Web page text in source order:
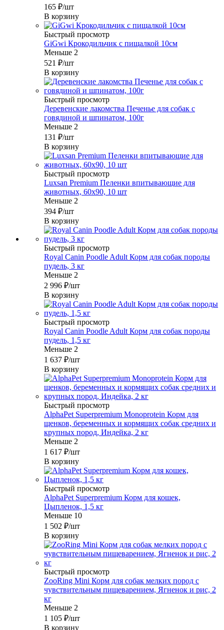
165 ₽/шт
В корзину
Быстрый просмотр
GiGwi Крокодильчик с пищалкой 10см
Меньше 2
521 ₽/шт
В корзину
Быстрый просмотр
Деревенские лакомства Печенье для собак с
говядиной и шпинатом, 100г
Меньше 2
131 ₽/шт
В корзину
Быстрый просмотр
Luxsan Premium Пеленки впитывающие для
животных, 60х90, 10 шт
Меньше 2
394 ₽/шт
В корзину
Быстрый просмотр
Royal Canin Poodle Adult Корм для собак породы
пудель, 3 кг
Меньше 2
2 996 ₽/шт
В корзину
Быстрый просмотр
Royal Canin Poodle Adult Корм для собак породы
пудель, 1,5 кг
Меньше 2
1 637 ₽/шт
В корзину
Быстрый просмотр
AlphaPet Superpremium Monoprotein Корм для
щенков, беременных и кормящих собак средних и
крупных пород, Индейка, 2 кг
Меньше 2
1 617 ₽/шт
В корзину
Быстрый просмотр
AlphaPet Superpremium Корм для кошек,
Цыпленок, 1,5 кг
Меньше 10
1 502 ₽/шт
В корзину
Быстрый просмотр
ZooRing Mini Корм для собак мелких пород с
чувствительным пищеварением, Ягненок и рис, 2
кг
Меньше 2
1 105 ₽/шт
В корзину